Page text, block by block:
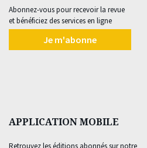
Abonnez-vous pour recevoir la revue
et bénéficiez des services en ligne
Je m'abonne
APPLICATION MOBILE